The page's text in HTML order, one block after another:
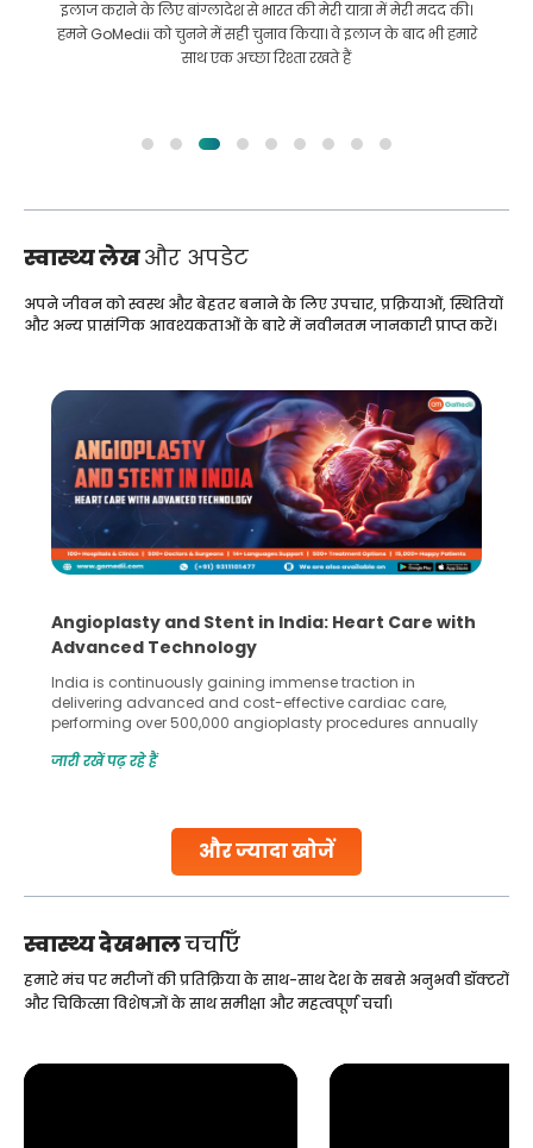
इलाज कराने के लिए बांग्लादेश से भारत की मेरी यात्रा में मेरी मदद की।
हमने GoMedii को चुनने में सही चुनाव किया। वे इलाज के बाद भी हमारे
साथ एक अच्छा रिश्ता रखते हैं
स्वास्थ्य लेखऔर अपडेट
और ज्यादा खोजें
अपने जीवन को स्वस्थ और बेहतर बनाने के लिए उपचार, प्रक्रियाओं, स्थितियों
और अन्य प्रासंगिक आवश्यकताओं के बारे में नवीनतम जानकारी प्राप्त करें।
Angioplasty and Stent in India: Heart Care with
Advanced Technology
India is continuously gaining immense traction in
delivering advanced and cost-effective cardiac care,
performing over 500,000 angioplasty procedures annually
globe are searching for treatments like angioplasty and
Studies, such as one published
जारी रखें पढ़ रहे हैं
स्वास्थ्य देखभालचर्चाएँ
हमारे मंच पर मरीजों की प्रतिक्रिया के साथ-साथ देश के सबसे अनुभवी डॉक्टरों
और चिकित्सा विशेषज्ञों के साथ समीक्षा और महत्वपूर्ण चर्चा।